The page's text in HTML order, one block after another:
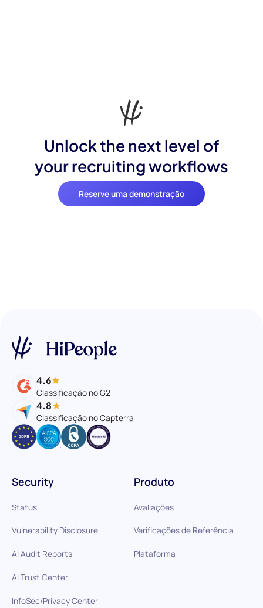
Unlock the next level of
your recruiting workflows
Reserve uma demonstração
4.6
Classificação no G2
4.8
Classificação no Capterra
Produto
Avaliações
Verificações de Referência
Plataforma
Security
Status
Vulnerability Disclosure
AI Audit Reports
AI Trust Center
InfoSec/Privacy Center